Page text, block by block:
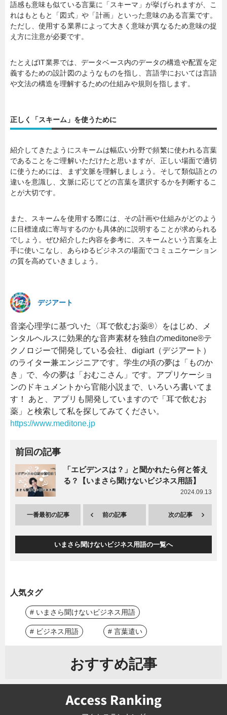
語感も意味も似ている言葉に「スキーマ」が挙げられますが、こ
れはもともと「図式」や「計画」といった意味のある言葉です。
ただし、使用する業界によって大きく意味が異なるため意味の捉
え方に注意が必要です。
たとえばIT業界では、データベース内のデータの構造や配置を定
義するための設計図のようなものを指し、言語学においては言語
や文法の構造を理解するための仕組みや規則を指します。
正しく「スキーム」を使うために
紹介してきたようにスキームは幅広い分野で頻繁に使われる言葉
であることをご理解いただけたと思いますが、正しい場面で適切
に使うためには、まず文脈を理解しましょう。そして類似語との
違いを意識し、文脈に応じてどの言葉を選択するかを判断するこ
とが大切です。
また、スキームを使用する際には、その計画や仕組みがどのよう
に目標達成に寄与するのかも具体的に説明することが求められる
でしょう。ぜひ紹介した内容を参考に、スキームという言葉を上
手に使いこなし、あらゆるビジネスの場面でコミュニケーション
の質を高めていきましょう。
デジアート
音楽心理学に基づいた〈耳で飲むお薬®〉をはじめ、メ
ンタルヘルスに効果的な音声素材を独自のmeditone®テ
クノロジーで開発している会社、digiart（デジアート）
のライター兼エンジニアです。学生の頃の夢は「ものか
き」で、今の夢は「おむこさん」です。アプリケーショ
ンのドキュメントから官能小説まで、いろいろ書いてま
す！ あと、アプリも開発していますので「耳で飲むお
薬」と検索して私を探してみてください。
https://www.meditone.jp
前回の記事
「エビデンスは？」と聞かれたら何と答え
る？【いまさら聞けないビジネス用語】
2024.09.13
一番最初の記事 前の記事 次の記事
いまさら聞けないビジネス用語の一覧へ
人気タグ
# いまさら聞けないビジネス用語
# ビジネス用語 # 言葉遣い
おすすめ記事